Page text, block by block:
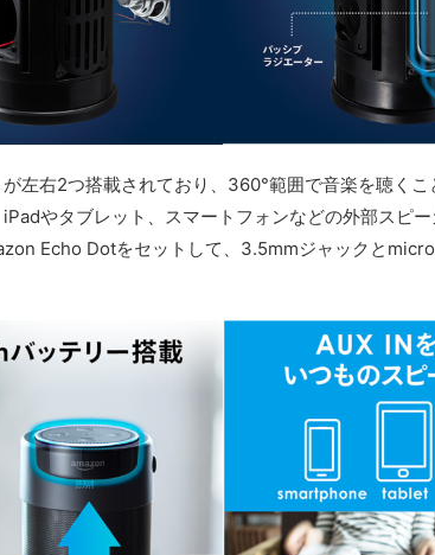
左右2つ搭載されており、360°範囲で音楽を聴く
やタブレット、スマートフォンなどの外部スピ
Echo Dotをセットして、3.5mmジャックと